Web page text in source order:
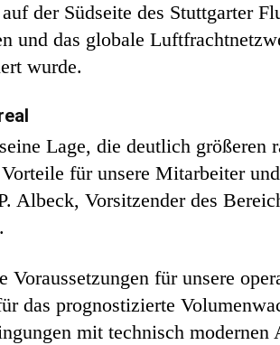
der Südseite des Stuttgarter
und das globale
wurde.
Lage, die deutlich
für unsere Mitarbeiter
Albeck, Vorsitzender des
für unsere
das prognostizierte
mit technisch